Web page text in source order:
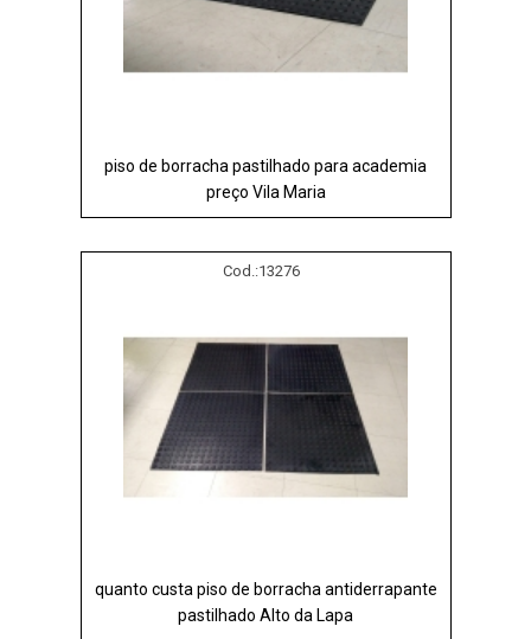
piso de borracha pastilhado para academia
preço Vila Maria
Cod.:13276
quanto custa piso de borracha antiderrapante
pastilhado Alto da Lapa